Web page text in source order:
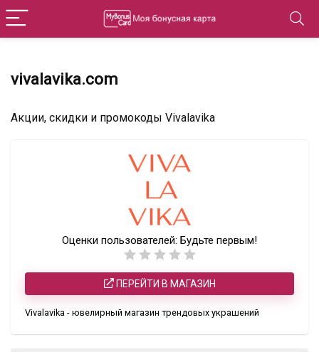
vivalavika.com
Акции, скидки и промокоды Vivalavika
Оценки пользователей: Будьте первым!
ПЕРЕЙТИ В МАГАЗИН
Vivalavika - ювелирный магазин трендовых украшений